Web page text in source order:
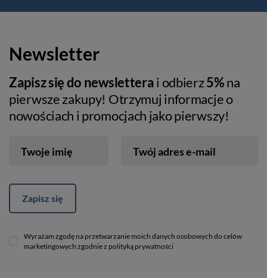
Newsletter
Zapisz się do newsletterai odbierz5%na
pierwsze zakupy! Otrzymuj informacje o
nowościach i promocjach jako pierwszy!
Twoje imię Twój adres e-mail
Zapisz się
Wyrażam zgodę na przetwarzanie moich danych osobowych do celów
marketingowych zgodnie z polityką prywatności